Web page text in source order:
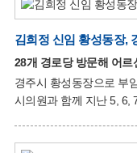
깨끗한 거리 조성에 힘을 보탰다. 이어 1월 17일,
황성동 내 상습 쓰레기
폐철도 임시주차장 인근
의한 무단투기가 반복되어
공터는 마른 풀과 넝쿨이
김희정 신임 황성동장,
28개 경로당 방문해 어르
경주시 황성동장으로 부
시의원과 함께 지난 5, 6,